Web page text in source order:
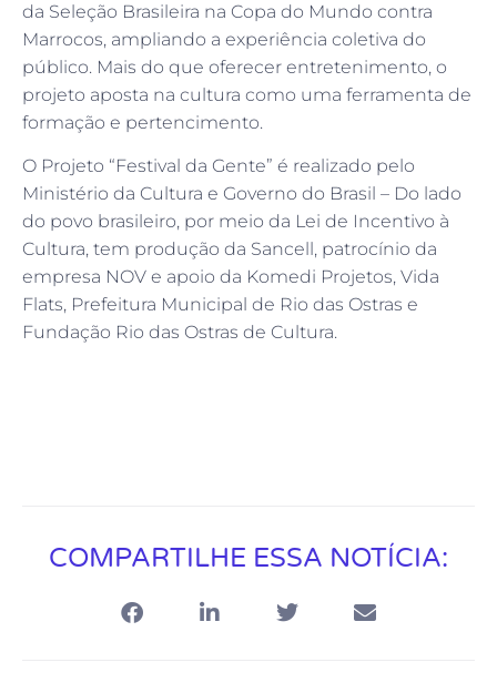
da Seleção Brasileira na Copa do Mundo contra
Marrocos, ampliando a experiência coletiva do
público. Mais do que oferecer entretenimento, o
projeto aposta na cultura como uma ferramenta de
formação e pertencimento.
O Projeto “Festival da Gente” é realizado pelo
Ministério da Cultura e Governo do Brasil – Do lado
do povo brasileiro, por meio da Lei de Incentivo à
Cultura, tem produção da Sancell, patrocínio da
empresa NOV e apoio da Komedi Projetos, Vida
Flats, Prefeitura Municipal de Rio das Ostras e
Fundação Rio das Ostras de Cultura.
COMPARTILHE ESSA NOTÍCIA: